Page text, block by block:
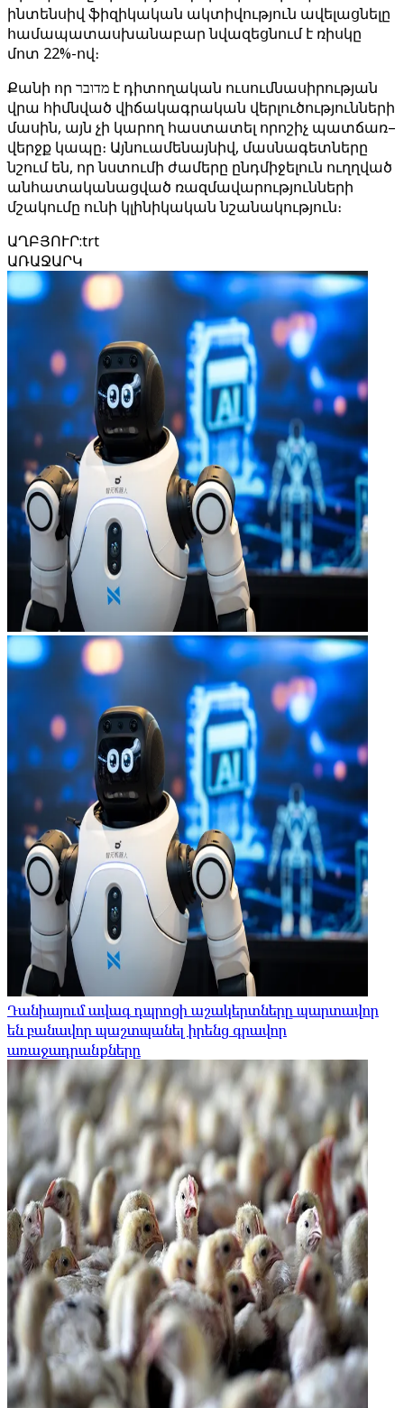
ինտենսիվ ֆիզիկական ակտիվություն ավելացնելը
համապատասխանաբար նվազեցնում է ռիսկը
մոտ 22%-ով։
Քանի որ מדובר է դիտողական ուսումնասիրության
վրա հիմնված վիճակագրական վերլուծությունների
մասին, այն չի կարող հաստատել որոշիչ պատճառ–
վերջք կապը։ Այնուամենայնիվ, մասնագետները
նշում են, որ նստումի ժամերը ընդմիջելուն ուղղված
անհատականացված ռազմավարությունների
մշակումը ունի կլինիկական նշանակություն։
ԱՂԲՅՈՒՐ:trt
ԱՌԱՋԱՐԿ
Դանիայում ավագ դպրոցի աշակերտները պարտավոր
են բանավոր պաշտպանել իրենց գրավոր
առաջադրանքները